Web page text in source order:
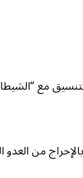
أهل السنة مع إقصائهم ـ ومع
من العدو